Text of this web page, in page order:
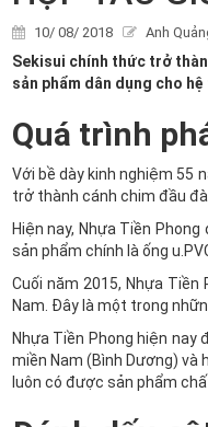
10/ 08/ 2018 Anh
Sekisui chính thức trở
sản phẩm dân dụng cho
Quá trình
Với bề dày kinh nghiệm 55
trở thành cánh chim đầu
Hiện nay, Nhựa Tiền
sản phẩm chính là ống
Cuối năm 2015, Nhựa
Nam. Đây là một trong
Nhựa Tiền Phong hiện nay
miền Nam (Bình Dương) và
luôn có được sản phẩm